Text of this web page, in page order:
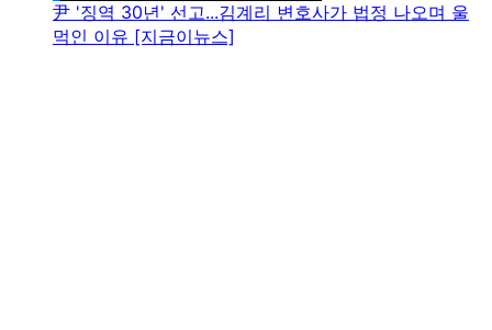
尹 '징역 30년' 선고...김계리 변호사가 법정 나오며 울
먹인 이유 [지금이뉴스]